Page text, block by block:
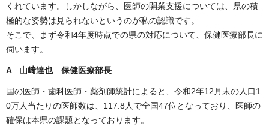
くれています。しかしながら、医師の開業支援については、県の積
極的な姿勢は見られないというのが私の認識です。
そこで、まず令和4年度時点での県の対応について、保健医療部長に
伺います。
A 山﨑達也 保健医療部長
国の医師・歯科医師・薬剤師統計によると、令和2年12月末の人口1
0万人当たりの医師数は、117.8人で全国47位となっており、医師の
確保は本県の課題となっております。